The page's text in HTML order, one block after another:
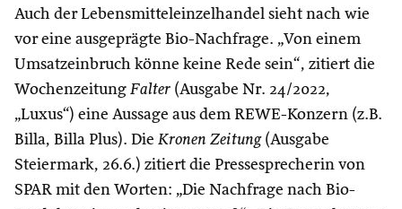
Auch der Lebensmitteleinzelhandel sieht nach wie
vor eine ausgeprägte Bio-Nachfrage. „Von einem
Umsatzeinbruch könne keine Rede sein“, zitiert die
Wochenzeitung Falter (Ausgabe Nr. 24/2022,
„Luxus“) eine Aussage aus dem REWE-Konzern (z.B.
Billa, Billa Plus). Die Kronen Zeitung (Ausgabe
Steiermark, 26.6.) zitiert die Pressesprecherin von
SPAR mit den Worten: „Die Nachfrage nach Bio-